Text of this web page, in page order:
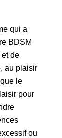
qui a
BDSM
et de
au plaisir
le
pour
ou